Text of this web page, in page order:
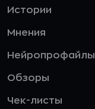
Истории
Мнения
Нейропрофайлы
Обзоры
Чек-листы